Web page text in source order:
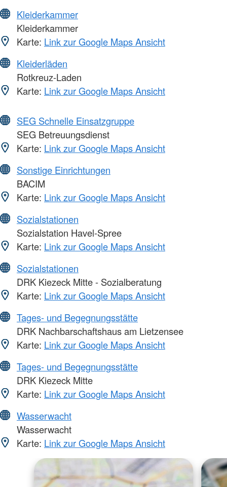
Kleiderkammer
Kleiderkammer
Karte: Link zur Google Maps Ansicht
Kleiderläden
Rotkreuz-Laden
Karte: Link zur Google Maps Ansicht
SEG Schnelle Einsatzgruppe
SEG Betreuungsdienst
Karte: Link zur Google Maps Ansicht
Sonstige Einrichtungen
BACIM
Karte: Link zur Google Maps Ansicht
Sozialstationen
Sozialstation Havel-Spree
Karte: Link zur Google Maps Ansicht
Sozialstationen
DRK Kiezeck Mitte - Sozialberatung
Karte: Link zur Google Maps Ansicht
Tages- und Begegnungsstätte
DRK Nachbarschaftshaus am Lietzensee
Karte: Link zur Google Maps Ansicht
Tages- und Begegnungsstätte
DRK Kiezeck Mitte
Karte: Link zur Google Maps Ansicht
Wasserwacht
Wasserwacht
Karte: Link zur Google Maps Ansicht